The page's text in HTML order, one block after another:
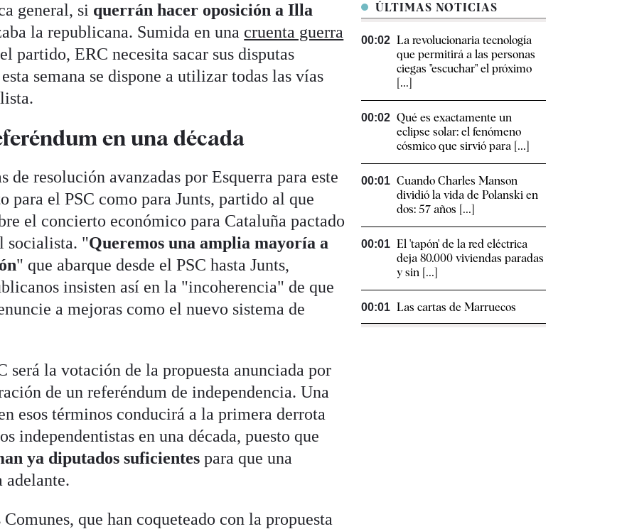
general, si querrán hacer oposición a Illa
la republicana. Sumida en una cruenta guerra
partido, ERC necesita sacar sus disputas
semana se dispone a utilizar todas las vías
en una década
de resolución avanzadas por Esquerra para este
para el PSC como para Junts, partido al que
el concierto económico para Cataluña pactado
socialista. "Queremos una amplia mayoría a
" que abarque desde el PSC hasta Junts,
insisten así en la "incoherencia" de que
a mejoras como el nuevo sistema de
será la votación de la propuesta anunciada por
de un referéndum de independencia. Una
esos términos conducirá a la primera derrota
independentistas en una década, puesto que
ya diputados suficientes para que una
adelante.
que han coqueteado con la propuesta
ÚLTIMAS NOTICIAS
00:02 La revolucionaria tecnología
que permitirá a las personas
ciegas "escuchar" el próximo
[...]
00:02 Qué es exactamente un
eclipse solar: el fenómeno
cósmico que sirvió para [...]
00:01 Cuando Charles Manson
dividió la vida de Polanski en
dos: 57 años [...]
00:01 El 'tapón' de la red eléctrica
deja 80.000 viviendas paradas
y sin [...]
00:01 Las cartas de Marruecos